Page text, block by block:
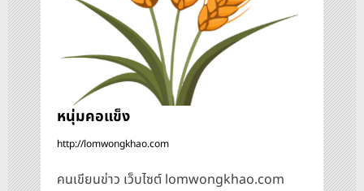
หนุ่มคอแข็ง
http://lomwongkhao.com
คนเขียนข่าว เว็บไซต์ lomwongkhao.com